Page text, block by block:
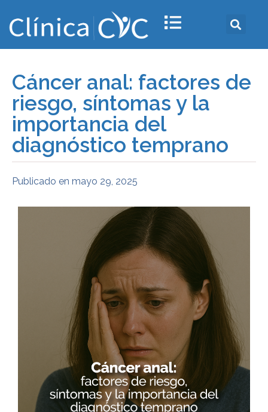
Cáncer anal: factores de
riesgo, síntomas y la
importancia del
diagnóstico temprano
Publicado en mayo 29, 2025